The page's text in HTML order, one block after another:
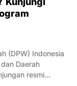
(DPW) Indonesia
Daerah
resmi…